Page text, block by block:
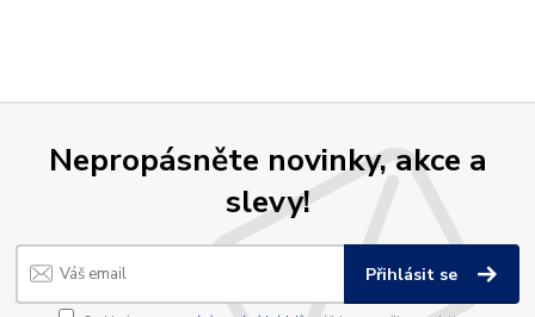
Nepropásněte novinky, akce a
slevy!
Přihlásit se